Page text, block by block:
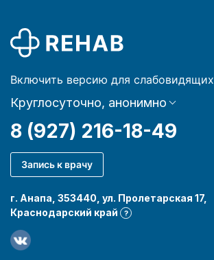
Включить версию для слабовидящих
Круглосуточно, анонимно
8 (927) 216-18-49
Запись к врачу
г. Анапа, 353440, ул. Пролетарская 17,
Краснодарский край
?